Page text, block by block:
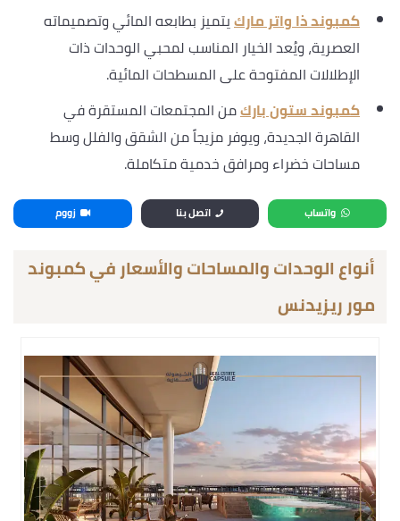
كمبوند ذا واتر ماركيتميز بطابعه المائي وتصميماته
العصرية، ويُعد الخيار المناسب لمحبي الوحدات ذات
الإطلالات المفتوحة على المسطحات المائية.
كمبوند ستون باركمن المجتمعات المستقرة في
القاهرة الجديدة، ويوفر مزيجاً من الشقق والفلل وسط
مساحات خضراء ومرافق خدمية متكاملة.
واتساب اتصل بنا زووم
أنواع الوحدات والمساحات والأسعار في كمبوند
مور ريزيدنس